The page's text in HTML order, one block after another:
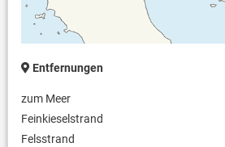
Entfernungen
zum Meer
Feinkieselstrand
Felsstrand